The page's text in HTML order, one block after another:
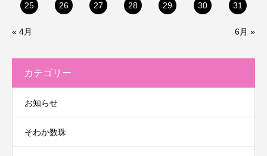
25
26 27 28 29 30 31
« 4月 6月 »
カテゴリー
お知らせ
そわか数珠